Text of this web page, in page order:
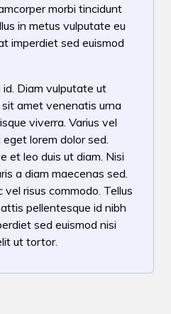
morbi tincidunt
in metus vulputate eu
imperdiet sed euismod
id. Diam vulputate ut
amet venenatis urna
viverra. Varius vel
lorem dolor sed.
et leo duis ut diam. Nisi
a diam maecenas sed.
risus commodo. Tellus
pellentesque id nibh
sed euismod nisi
ut tortor.